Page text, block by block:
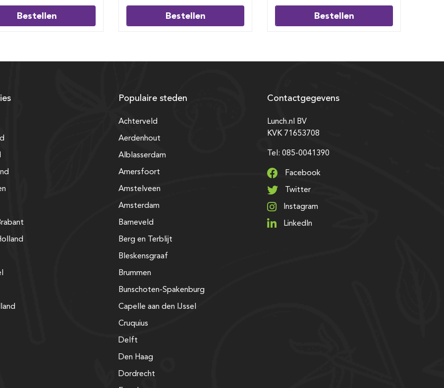
Bestellen Bestellen Bestellen
Populaire steden
Achterveld
Aerdenhout
Alblasserdam
Amersfoort
Amstelveen
Amsterdam
Barneveld
Berg en Terblijt
Bleskensgraaf
Brummen
Bunschoten-Spakenburg
Capelle aan den IJssel
Cruquius
Delft
Den Haag
Dordrecht
Contactgegevens
Lunch.nl BV
KVK 71653708
Tel: 085-0041390
Facebook
Twitter
Instagram
LinkedIn